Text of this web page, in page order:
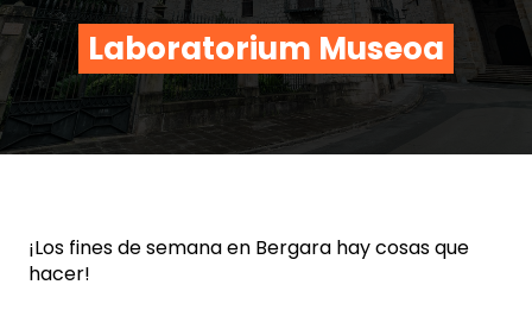
Laboratorium Museoa
¡Los fines de semana en Bergara hay cosas que
hacer!